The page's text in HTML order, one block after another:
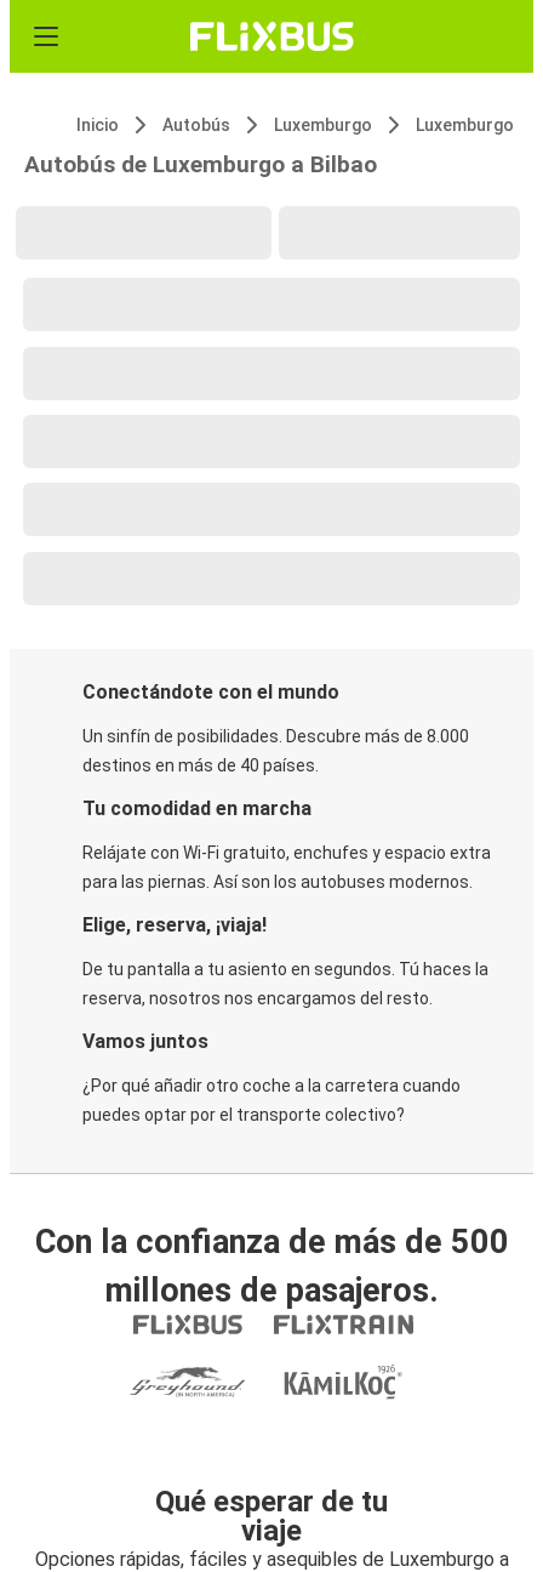
Inicio Autobús Luxemburgo Luxemburgo
Autobús de Luxemburgo a Bilbao
Conectándote con el mundo
Un sinfín de posibilidades. Descubre más de 8.000
destinos en más de 40 países.
Tu comodidad en marcha
Relájate con Wi-Fi gratuito, enchufes y espacio extra
para las piernas. Así son los autobuses modernos.
Elige, reserva, ¡viaja!
De tu pantalla a tu asiento en segundos. Tú haces la
reserva, nosotros nos encargamos del resto.
Vamos juntos
¿Por qué añadir otro coche a la carretera cuando
puedes optar por el transporte colectivo?
Con la confianza de más de 500
millones de pasajeros.
Qué esperar de tu
viaje
Opciones rápidas, fáciles y asequibles de Luxemburgo a